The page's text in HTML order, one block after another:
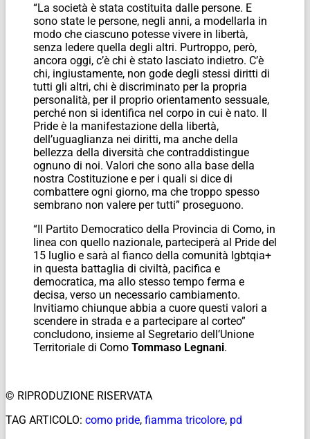
“La società è stata costituita dalle persone. E
sono state le persone, negli anni, a modellarla in
modo che ciascuno potesse vivere in libertà,
senza ledere quella degli altri. Purtroppo, però,
ancora oggi, c’è chi è stato lasciato indietro. C’è
chi, ingiustamente, non gode degli stessi diritti di
tutti gli altri, chi è discriminato per la propria
personalità, per il proprio orientamento sessuale,
perché non si identifica nel corpo in cui è nato. Il
Pride è la manifestazione della libertà,
dell’uguaglianza nei diritti, ma anche della
bellezza della diversità che contraddistingue
ognuno di noi. Valori che sono alla base della
nostra Costituzione e per i quali si dice di
combattere ogni giorno, ma che troppo spesso
sembrano non valere per tutti” proseguono.
“Il Partito Democratico della Provincia di Como, in
linea con quello nazionale, parteciperà al Pride del
15 luglio e sarà al fianco della comunità lgbtqia+
in questa battaglia di civiltà, pacifica e
democratica, ma allo stesso tempo ferma e
decisa, verso un necessario cambiamento.
Invitiamo chiunque abbia a cuore questi valori a
scendere in strada e a partecipare al corteo”
concludono, insieme al Segretario dell’Unione
Territoriale di Como Tommaso Legnani.
© RIPRODUZIONE RISERVATA
TAG ARTICOLO: como pride, fiamma tricolore, pd